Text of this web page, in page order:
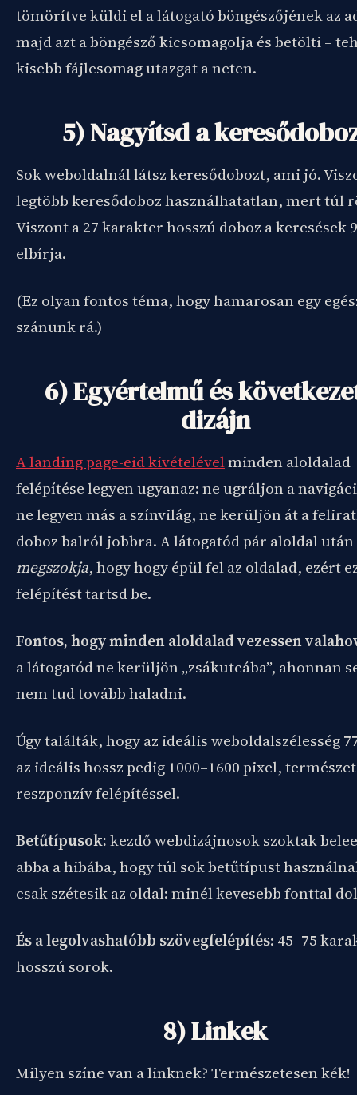
tömörítve küldi el a látogató böngészőjének az
majd azt a böngésző kicsomagolja és betölti –
kisebb fájlcsomag utazgat a neten.
5) Nagyítsd a
Sok weboldalnál látsz keresődobozt, ami jó.
legtöbb keresődoboz használhatatlan, mert túl
Viszont a 27 karakter hosszú doboz a keresések
elbírja.
(Ez olyan fontos téma, hogy hamarosan egy
szánunk rá.)
6) Egyértelmű és
dizájn
A landing page-eid kivételévelminden aloldalad
felépítése legyen ugyanaz: ne ugráljon a
ne legyen más a színvilág, ne kerüljön át a
doboz balról jobbra. A látogatód pár aloldal után
megszokja, hogy hogy épül fel az oldalad, ezért
felépítést tartsd be.
Fontos, hogy minden aloldalad vezessen
a látogatód ne kerüljön „zsákutcába”, ahonnan
nem tud tovább haladni.
Úgy találták, hogy az ideális weboldalszélesség
az ideális hossz pedig 1000–1600 pixel,
reszponzív felépítéssel.
Betűtípusok:kezdő webdizájnosok szoktak
abba a hibába, hogy túl sok betűtípust
csak szétesik az oldal: minél kevesebb fonttal
És a legolvashatóbb szövegfelépítés: 45–75
hosszú sorok.
8) Linkek
Milyen színe van a linknek? Természetesen kék!